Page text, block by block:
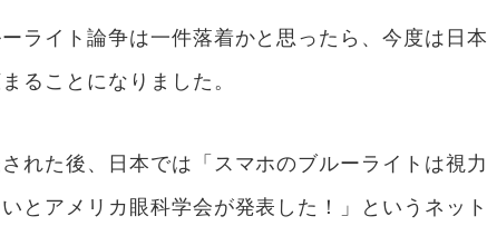
ライト論争は一件落着かと思ったら、今度は日本
ることになりました。
れた後、日本では「スマホのブルーライトは視力
とアメリカ眼科学会が発表した！」というネット